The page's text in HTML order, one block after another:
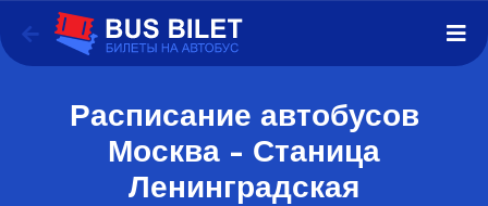
Расписание автобусов
Москва - Станица
Ленинградская